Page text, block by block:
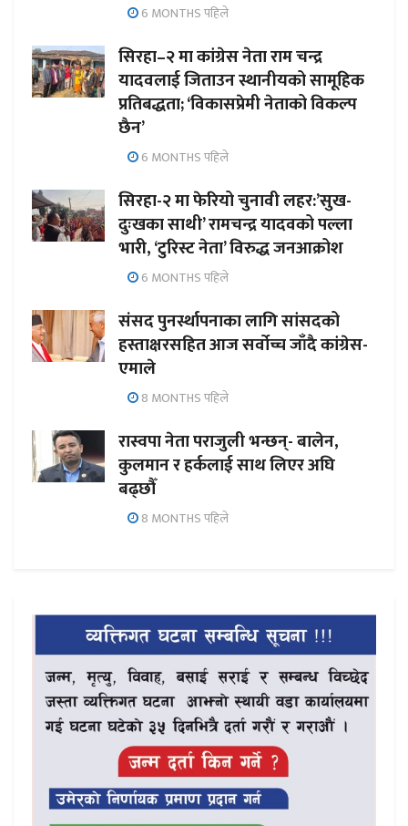
6 MONTHS पहिले
सिरहा–२ मा कांग्रेस नेता राम चन्द्र
यादवलाई जिताउन स्थानीयको सामूहिक
प्रतिबद्धता; ‘विकासप्रेमी नेताको विकल्प
छैन’
6 MONTHS पहिले
सिरहा-२ मा फेरियो चुनावी लहर:’सुख-
दुःखका साथी’ रामचन्द्र यादवको पल्ला
भारी, ‘टुरिस्ट नेता’ विरुद्ध जनआक्रोश
6 MONTHS पहिले
संसद पुनर्स्थापनाका लागि सांसदको
हस्ताक्षरसहित आज सर्वोच्च जाँदै कांग्रेस-
एमाले
8 MONTHS पहिले
रास्वपा नेता पराजुली भन्छन्- बालेन,
कुलमान र हर्कलाई साथ लिएर अघि
बढ्छौँ
8 MONTHS पहिले